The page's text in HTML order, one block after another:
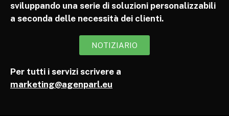
sviluppando una serie di soluzioni personalizzabili
a seconda delle necessità dei clienti.
NOTIZIARIO
Per tutti i servizi scrivere a
marketing@agenparl.eu